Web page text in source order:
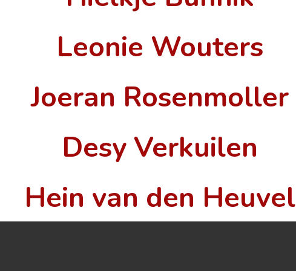
Leonie Wouters
Joeran Rosenmoller
Desy Verkuilen
Hein van den Heuvel